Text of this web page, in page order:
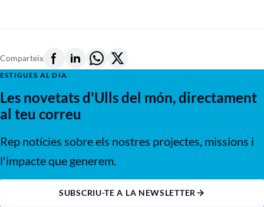
Comparteix
ESTIGUES AL DIA
Les novetats d'Ulls del món, directament
al teu correu
Rep notícies sobre els nostres projectes, missions i
l'impacte que generem.
SUBSCRIU-TE A LA NEWSLETTER